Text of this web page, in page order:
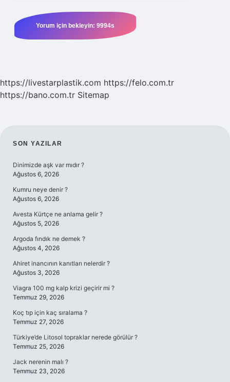
https://livestarplastik.com https://felo.com.tr
https://bano.com.tr Sitemap
SIDEBAR
SON YAZILAR
Dinimizde aşk var mıdır ?
Ağustos 6, 2026
Kumru neye denir ?
Ağustos 6, 2026
Avesta Kürtçe ne anlama gelir ?
Ağustos 5, 2026
Argoda fındık ne demek ?
Ağustos 4, 2026
Ahiret inancının kanıtları nelerdir ?
Ağustos 3, 2026
Viagra 100 mg kalp krizi geçirir mi ?
Temmuz 29, 2026
Koç tıp için kaç sıralama ?
Temmuz 27, 2026
Türkiye’de Litosol topraklar nerede görülür ?
Temmuz 25, 2026
Jack nerenin malı ?
Temmuz 23, 2026